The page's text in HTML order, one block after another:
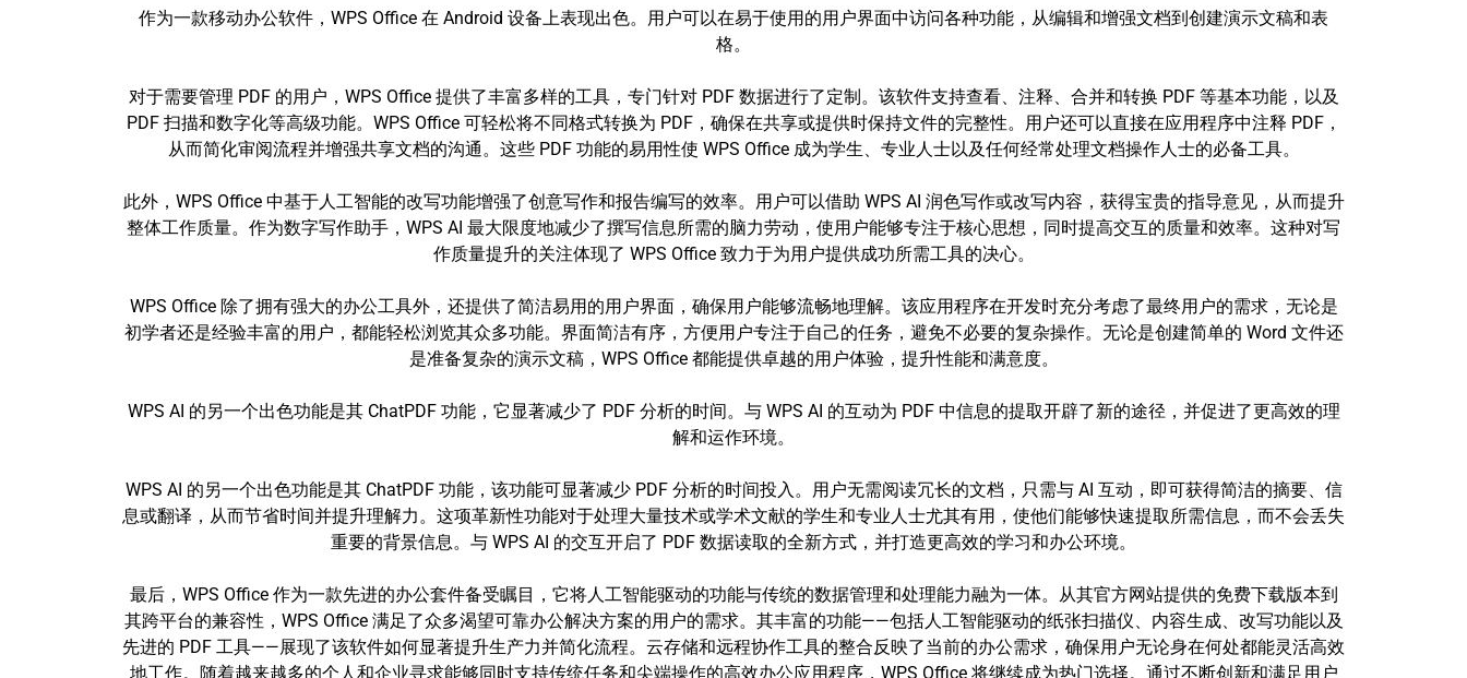
作为一款移动办公软件，WPS Office 在 Android 设备上表现出色。用户可以在易于使用的用户界面中访问各种功能，从编辑和增强文档到创建演示文稿和表
格。
对于需要管理 PDF 的用户，WPS Office 提供了丰富多样的工具，专门针对 PDF 数据进行了定制。该软件支持查看、注释、合并和转换 PDF 等基本功能，以及
PDF 扫描和数字化等高级功能。WPS Office 可轻松将不同格式转换为 PDF，确保在共享或提供时保持文件的完整性。用户还可以直接在应用程序中注释 PDF，
从而简化审阅流程并增强共享文档的沟通。这些 PDF 功能的易用性使 WPS Office 成为学生、专业人士以及任何经常处理文档操作人士的必备工具。
此外，WPS Office 中基于人工智能的改写功能增强了创意写作和报告编写的效率。用户可以借助 WPS AI 润色写作或改写内容，获得宝贵的指导意见，从而提升
整体工作质量。作为数字写作助手，WPS AI 最大限度地减少了撰写信息所需的脑力劳动，使用户能够专注于核心思想，同时提高交互的质量和效率。这种对写
作质量提升的关注体现了 WPS Office 致力于为用户提供成功所需工具的决心。
WPS Office 除了拥有强大的办公工具外，还提供了简洁易用的用户界面，确保用户能够流畅地理解。该应用程序在开发时充分考虑了最终用户的需求，无论是
初学者还是经验丰富的用户，都能轻松浏览其众多功能。界面简洁有序，方便用户专注于自己的任务，避免不必要的复杂操作。无论是创建简单的 Word 文件还
是准备复杂的演示文稿，WPS Office 都能提供卓越的用户体验，提升性能和满意度。
WPS AI 的另一个出色功能是其 ChatPDF 功能，它显著减少了 PDF 分析的时间。与 WPS AI 的互动为 PDF 中信息的提取开辟了新的途径，并促进了更高效的理
解和运作环境。
WPS AI 的另一个出色功能是其 ChatPDF 功能，该功能可显著减少 PDF 分析的时间投入。用户无需阅读冗长的文档，只需与 AI 互动，即可获得简洁的摘要、信
息或翻译，从而节省时间并提升理解力。这项革新性功能对于处理大量技术或学术文献的学生和专业人士尤其有用，使他们能够快速提取所需信息，而不会丢失
重要的背景信息。与 WPS AI 的交互开启了 PDF 数据读取的全新方式，并打造更高效的学习和办公环境。
最后，WPS Office 作为一款先进的办公套件备受瞩目，它将人工智能驱动的功能与传统的数据管理和处理能力融为一体。从其官方网站提供的免费下载版本到
其跨平台的兼容性，WPS Office 满足了众多渴望可靠办公解决方案的用户的需求。其丰富的功能——包括人工智能驱动的纸张扫描仪、内容生成、改写功能以及
先进的 PDF 工具——展现了该软件如何显著提升生产力并简化流程。云存储和远程协作工具的整合反映了当前的办公需求，确保用户无论身在何处都能灵活高效
地工作。随着越来越多的个人和企业寻求能够同时支持传统任务和尖端操作的高效办公应用程序，WPS Office 将继续成为热门选择。通过不断创新和满足用户